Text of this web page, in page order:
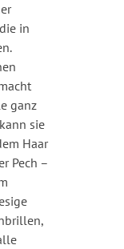
in
ganz
sie
Haar
Pech –